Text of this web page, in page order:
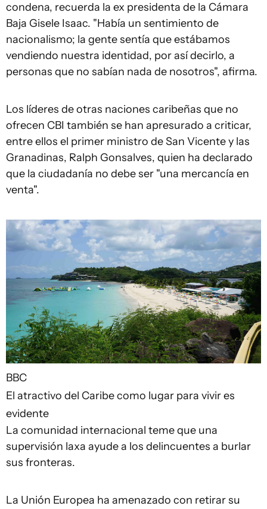
condena, recuerda la ex presidenta de la Cámara
Baja Gisele Isaac. "Había un sentimiento de
nacionalismo; la gente sentía que estábamos
vendiendo nuestra identidad, por así decirlo, a
personas que no sabían nada de nosotros", afirma.
Los líderes de otras naciones caribeñas que no
ofrecen CBI también se han apresurado a criticar,
entre ellos el primer ministro de San Vicente y las
Granadinas, Ralph Gonsalves, quien ha declarado
que la ciudadanía no debe ser "una mercancía en
venta".
BBC
El atractivo del Caribe como lugar para vivir es
evidente
La comunidad internacional teme que una
supervisión laxa ayude a los delincuentes a burlar
sus fronteras.
La Unión Europea ha amenazado con retirar su